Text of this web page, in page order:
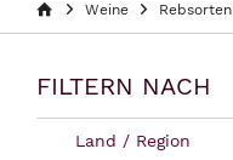
Weine Rebsorten
FILTERN NACH
Land / Region